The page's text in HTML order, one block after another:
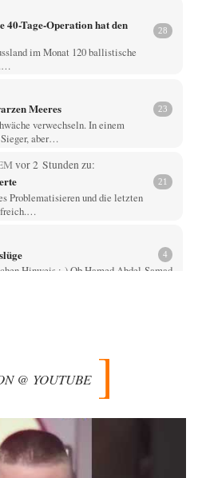
40-Tage-Operation hat den
28
im Monat 120 ballistische
Meeres 23
verwechseln. In einem
aber…
vor 2 Stunden zu:
21
Problematisieren und die letzten
4
Hinweis ;-) Ob Hamed Abdel-Samad
vor 4 Stunden zu:
müssen alle sterben!
gibt es auch in Russland
bestreiten wollen.…
@ YOUTUBE